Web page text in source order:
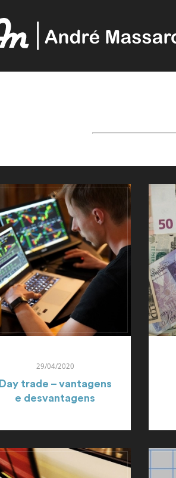
29/04/2020
Day trade – vantagens
e desvantagens